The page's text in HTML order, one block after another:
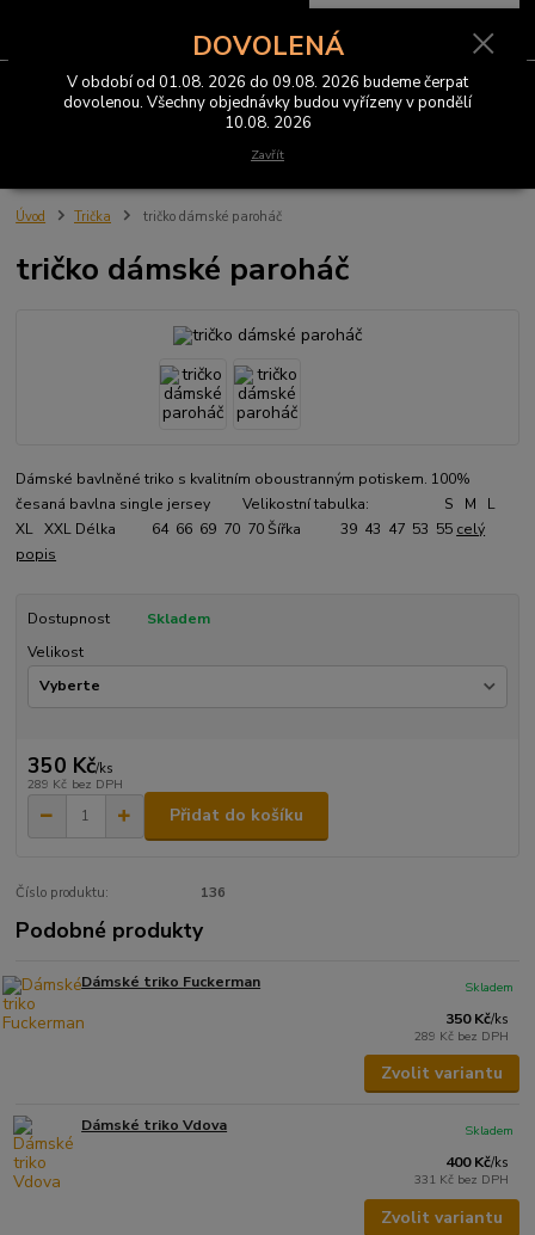
Menu
0 Kč
Úvod Trička tričko dámské paroháč
tričko dámské paroháč
Dámské bavlněné triko s kvalitním oboustranným potiskem. 100%
česaná bavlna single jersey Velikostní tabulka: S M L
XL XXL Délka 64 66 69 70 70 Šířka 39 43 47 53 55 celý
popis
Dostupnost
Skladem
Velikost
350 Kč/ks
289 Kč bez DPH
Přidat do košíku
Číslo produktu: 136
Podobné produkty
Dámské triko Fuckerman
350 Kč/ks
289 Kč bez DPH
Skladem
Zvolit variantu
Dámské triko Vdova
400 Kč/ks
331 Kč bez DPH
Skladem
Zvolit variantu
DOVOLENÁ
V období od 01.08. 2026 do 09.08. 2026 budeme čerpat
dovolenou. Všechny objednávky budou vyřízeny v pondělí
10.08. 2026
Zavřít